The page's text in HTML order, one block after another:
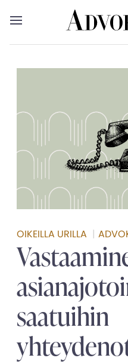
Avaa valikko
Valikon voit myös
Advokaatti
OIKEILLA URILLA |
saatuihin